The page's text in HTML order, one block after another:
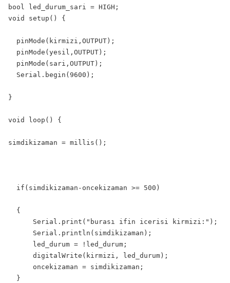
bool led_durum_sari = HIGH;
void setup() {
  pinMode(kirmizi,OUTPUT);
  pinMode(yesil,OUTPUT);
  pinMode(sari,OUTPUT);
  Serial.begin(9600);
}
void loop() {
simdikizaman = millis();
  if(simdikizaman-oncekizaman >= 500)
  {
      Serial.print("burası ifin icerisi kirmizi:");
      Serial.println(simdikizaman);
      led_durum = !led_durum;
      digitalWrite(kirmizi, led_durum);
      oncekizaman = simdikizaman;
  }